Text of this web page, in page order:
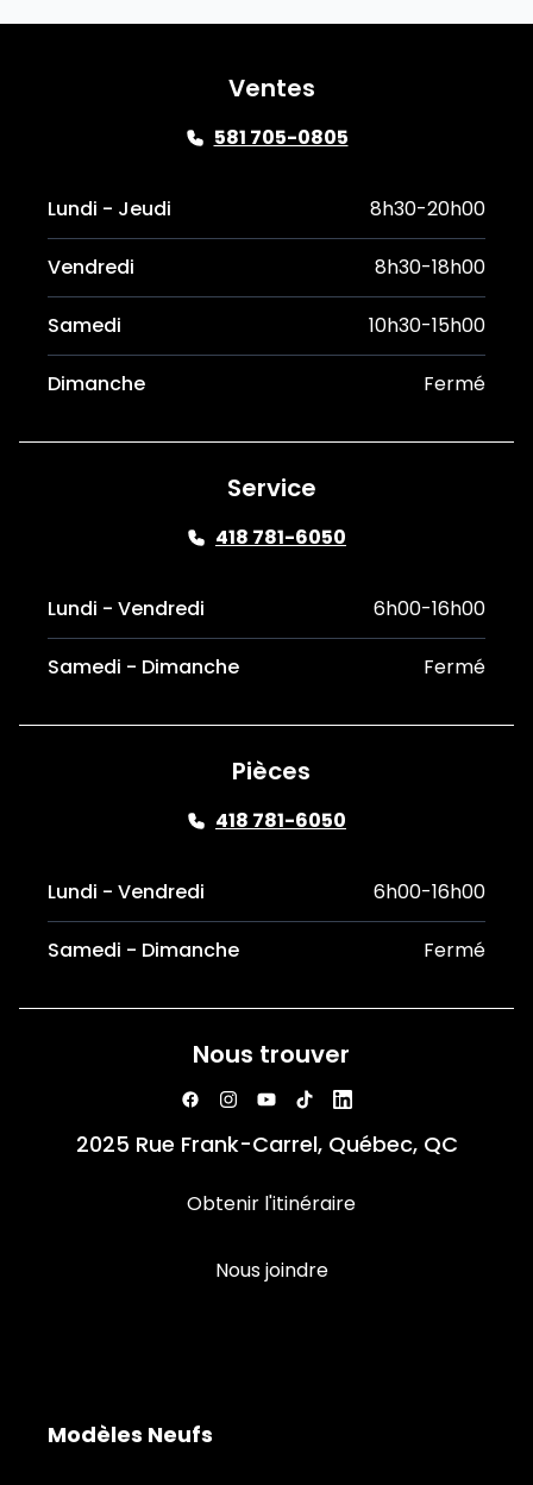
Ventes
581 705-0805
Lundi - Jeudi 8h30-20h00
Vendredi 8h30-18h00
Samedi 10h30-15h00
Dimanche Fermé
Service
418 781-6050
Lundi - Vendredi 6h00-16h00
Samedi - Dimanche Fermé
Pièces
418 781-6050
Lundi - Vendredi 6h00-16h00
Samedi - Dimanche Fermé
Nous trouver
2025 Rue Frank-Carrel, Québec, QC
Obtenir l'itinéraire
Nous joindre
Modèles Neufs